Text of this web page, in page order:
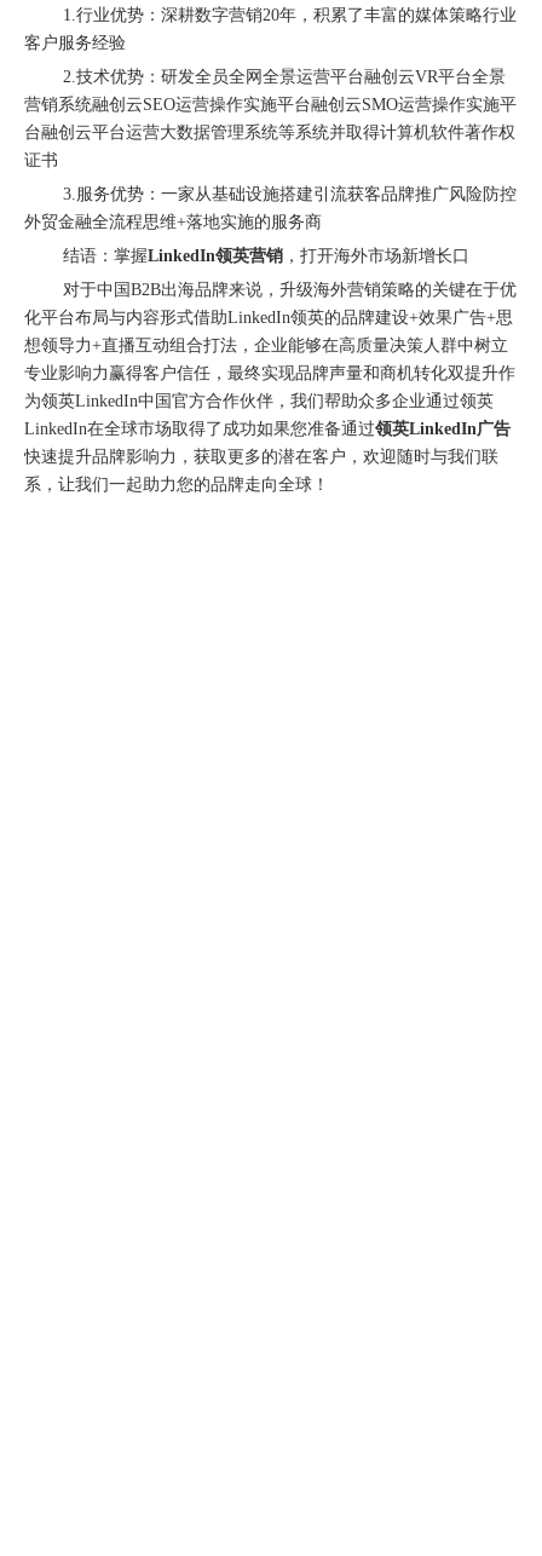
购物季出海增长正当时｜最高 2000 美金微软广告优惠券限时申领
1.行业优势：深耕数字营销20年，积累了丰富的媒体策略行业
客户服务经验
2.技术优势：研发全员全网全景运营平台融创云VR平台全景
营销系统融创云SEO运营操作实施平台融创云SMO运营操作实施平
台融创云平台运营大数据管理系统等系统并取得计算机软件著作权
证书
3.服务优势：一家从基础设施搭建引流获客品牌推广风险防控
外贸金融全流程思维+落地实施的服务商
结语：掌握LinkedIn领英营销 ，打开海外市场新增长口
对于中国B2B出海品牌来说，升级海外营销策略的关键在于优
化平台布局与内容形式借助LinkedIn领英的品牌建设+效果广告+思
想领导力+直播互动组合打法，企业能够在高质量决策人群中树立
专业影响力赢得客户信任，最终实现品牌声量和商机转化双提升作
为领英LinkedIn中国官方合作伙伴，我们帮助众多企业通过领英
LinkedIn在全球市场取得了成功如果您准备通过领英LinkedIn广告
快速提升品牌影响力，获取更多的潜在客户，欢迎随时与我们联
系，让我们一起助力您的品牌走向全球！